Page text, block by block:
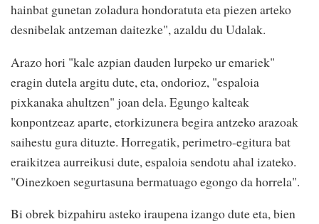
hainbat gunetan zoladura hondoratuta eta piezen arteko
desnibelak antzeman daitezke", azaldu du Udalak.
Arazo hori "kale azpian dauden lurpeko ur emariek"
eragin dutela argitu dute, eta, ondorioz, "espaloia
pixkanaka ahultzen" joan dela. Egungo kalteak
konpontzeaz aparte, etorkizunera begira antzeko arazoak
saihestu gura dituzte. Horregatik, perimetro-egitura bat
eraikitzea aurreikusi dute, espaloia sendotu ahal izateko.
"Oinezkoen segurtasuna bermatuago egongo da horrela".
Bi obrek bizpahiru asteko iraupena izango dute eta, bien